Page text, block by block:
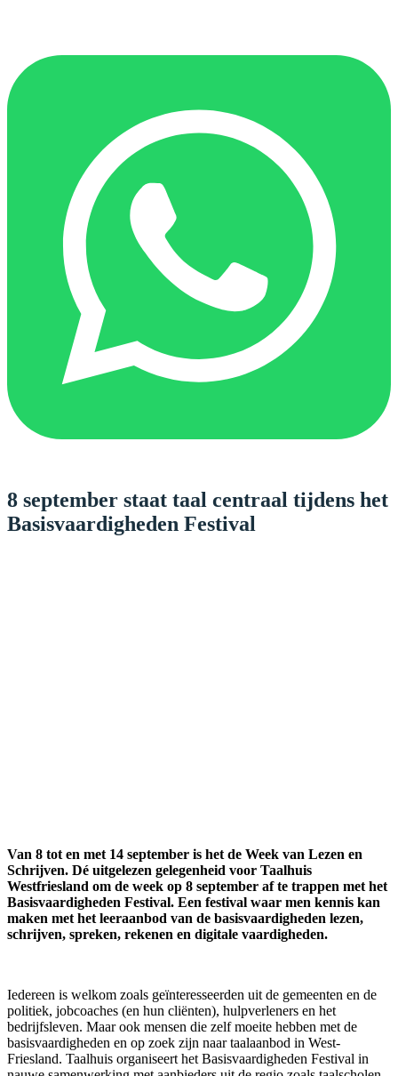
8 september staat taal centraal tijdens het
Basisvaardigheden Festival
Van 8 tot en met 14 september is het de Week van Lezen en
Schrijven. Dé uitgelezen gelegenheid voor Taalhuis
Westfriesland om de week op 8 september af te trappen met het
Basisvaardigheden Festival. Een festival waar men kennis kan
maken met het leeraanbod van de basisvaardigheden lezen,
schrijven, spreken, rekenen en digitale vaardigheden.
Iedereen is welkom zoals geïnteresseerden uit de gemeenten en de
politiek, jobcoaches (en hun cliënten), hulpverleners en het
bedrijfsleven. Maar ook mensen die zelf moeite hebben met de
basisvaardigheden en op zoek zijn naar taalaanbod in West-
Friesland. Taalhuis organiseert het Basisvaardigheden Festival in